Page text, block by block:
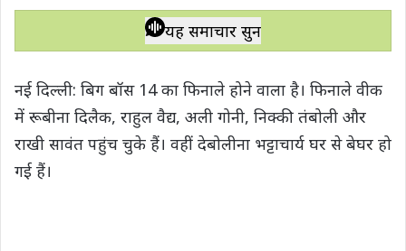
t
A
p
p
e
b
o
o
k
t
e
r
l
e
r
a
m
p
y
i
n
k
a
r
यह समाचार सुनें
नई दिल्ली: बिग बॉस 14 का फिनाले होने वाला है। फिनाले वीक
में रूबीना दिलैक, राहुल वैद्य, अली गोनी, निक्की तंबोली और
राखी सावंत पहुंच चुके हैं। वहीं देबोलीना भट्टाचार्य घर से बेघर हो
गई हैं।